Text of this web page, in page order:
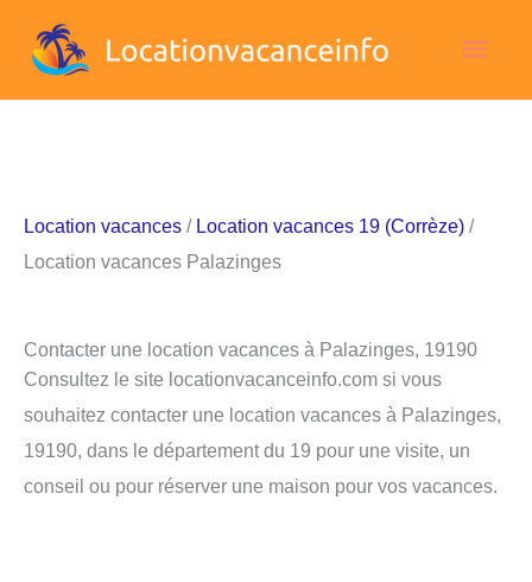
Location vacances / Location vacances 19 (Corrèze) /
Location vacances Palazinges
Contacter une location vacances à Palazinges, 19190
Consultez le site locationvacanceinfo.com si vous
souhaitez contacter une location vacances à Palazinges,
19190, dans le département du 19 pour une visite, un
conseil ou pour réserver une maison pour vos vacances.